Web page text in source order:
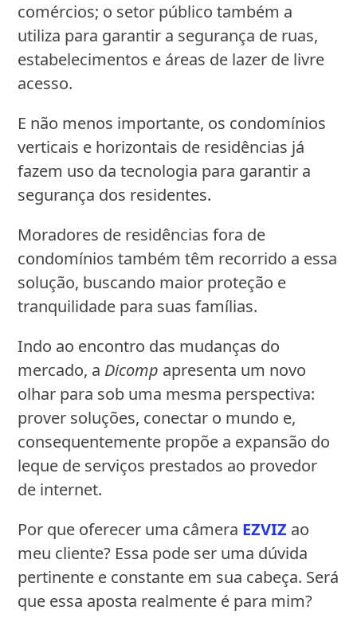
comércios; o setor público também a
utiliza para garantir a segurança de ruas,
estabelecimentos e áreas de lazer de livre
acesso.
E não menos importante, os condomínios
verticais e horizontais de residências já
fazem uso da tecnologia para garantir a
segurança dos residentes.
Moradores de residências fora de
condomínios também têm recorrido a essa
solução, buscando maior proteção e
tranquilidade para suas famílias.
Indo ao encontro das mudanças do
mercado, a Dicomp apresenta um novo
olhar para sob uma mesma perspectiva:
prover soluções, conectar o mundo e,
consequentemente propõe a expansão do
leque de serviços prestados ao provedor
de internet.
Por que oferecer uma câmera EZVIZ ao
meu cliente? Essa pode ser uma dúvida
pertinente e constante em sua cabeça. Será
que essa aposta realmente é para mim?